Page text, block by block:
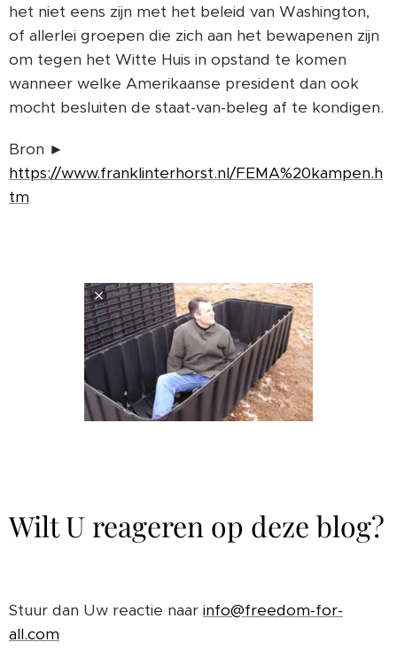
het niet eens zijn met het beleid van Washington,
of allerlei groepen die zich aan het bewapenen zijn
om tegen het Witte Huis in opstand te komen
wanneer welke Amerikaanse president dan ook
mocht besluiten de staat-van-beleg af te kondigen.
Bron ►
https://www.franklinterhorst.nl/FEMA%20kampen.h
tm
Wilt U reageren op deze blog?
Stuur dan Uw reactie naar info@freedom-for-
all.com